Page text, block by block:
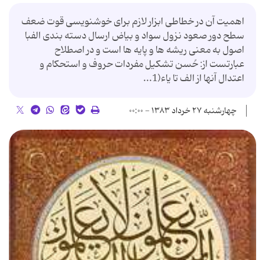
اهمیت آن در خطاطی ابزار لازم برای خوشنویسی قوت ضعف
سطح دور صعود نزول سواد و بیاض ارسال دسته بندی الفبا
اصول به معنی ریشه ها و پایه ها است و در اصطلاح
عبارتست از: حُسن تشكیل مفردات حروف و استحكام و
اعتدال آنها از الف تا یاء(1...
چهارشنبه ۲۷ خرداد ۱۳۸۳ - ۰۰:۰۰